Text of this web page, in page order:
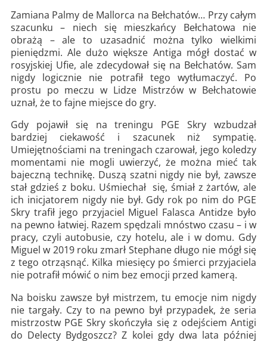
Zamiana Palmy de Mallorca na Bełchatów… Przy całym
szacunku – niech się mieszkańcy Bełchatowa nie
obrażą – ale to uzasadnić można tylko wielkimi
pieniędzmi. Ale dużo większe Antiga mógł dostać w
rosyjskiej Ufie, ale zdecydował się na Bełchatów. Sam
nigdy logicznie nie potrafił tego wytłumaczyć. Po
prostu po meczu w Lidze Mistrzów w Bełchatowie
uznał, że to fajne miejsce do gry.
Gdy pojawił się na treningu PGE Skry wzbudzał
bardziej ciekawość i szacunek niż sympatię.
Umiejętnościami na treningach czarował, jego koledzy
momentami nie mogli uwierzyć, że można mieć tak
bajeczną technikę. Duszą szatni nigdy nie był, zawsze
stał gdzieś z boku. Uśmiechał się, śmiał z żartów, ale
ich inicjatorem nigdy nie był. Gdy rok po nim do PGE
Skry trafił jego przyjaciel Miguel Falasca Antidze było
na pewno łatwiej. Razem spędzali mnóstwo czasu – i w
pracy, czyli autobusie, czy hotelu, ale i w domu. Gdy
Miguel w 2019 roku zmarł Stephane długo nie mógł się
z tego otrząsnąć. Kilka miesięcy po śmierci przyjaciela
nie potrafił mówić o nim bez emocji przed kamerą.
Na boisku zawsze był mistrzem, tu emocje nim nigdy
nie targały. Czy to na pewno był przypadek, że seria
mistrzostw PGE Skry skończyła się z odejściem Antigi
do Delecty Bydgoszcz? Z kolei gdy dwa lata później